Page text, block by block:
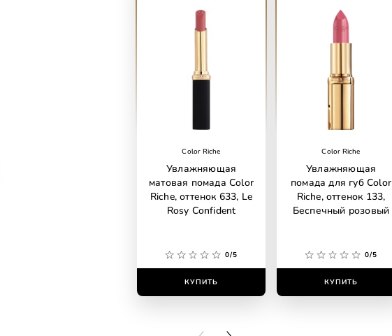
Color Riche
Увлажняющая
матовая помада Color
Riche, оттенок 633, Le
Rosy Confident
0/5
КУПИТЬ
Color Riche
Увлажняющая
помада для губ Color
Riche, оттенок 133,
Беспечный розовый
0/5
КУПИТЬ